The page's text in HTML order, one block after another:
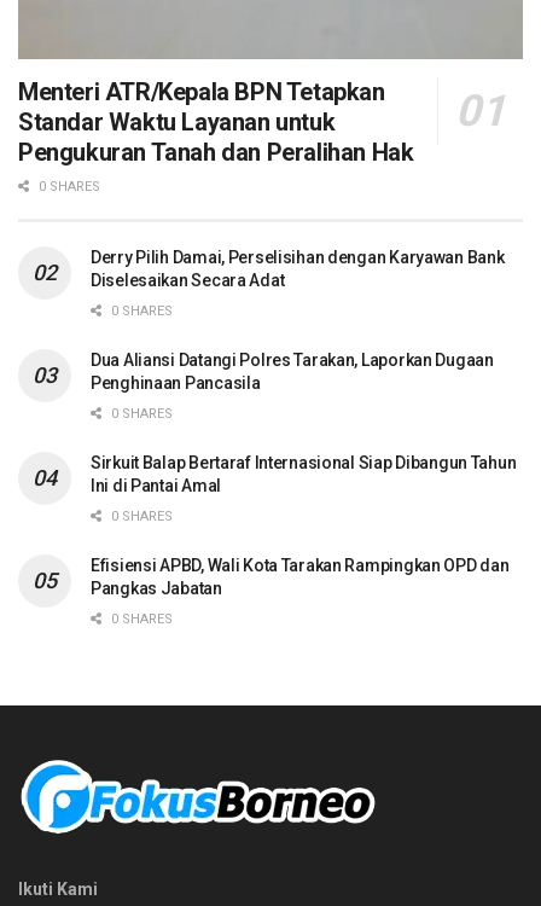
Menteri ATR/Kepala BPN Tetapkan
Standar Waktu Layanan untuk
Pengukuran Tanah dan Peralihan Hak
0 SHARES
Derry Pilih Damai, Perselisihan dengan Karyawan Bank
Diselesaikan Secara Adat
0 SHARES
Dua Aliansi Datangi Polres Tarakan, Laporkan Dugaan
Penghinaan Pancasila
0 SHARES
Sirkuit Balap Bertaraf Internasional Siap Dibangun Tahun
Ini di Pantai Amal
0 SHARES
Efisiensi APBD, Wali Kota Tarakan Rampingkan OPD dan
Pangkas Jabatan
0 SHARES
Ikuti Kami